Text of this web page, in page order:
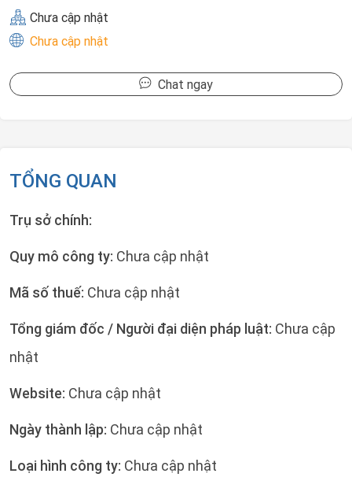
Chưa cập nhật
Chưa cập nhật
Chat ngay
TỔNG QUAN
Trụ sở chính:
Quy mô công ty: Chưa cập nhật
Mã số thuế: Chưa cập nhật
Tổng giám đốc / Người đại diện pháp luật: Chưa cập
nhật
Website: Chưa cập nhật
Ngày thành lập: Chưa cập nhật
Loại hình công ty: Chưa cập nhật